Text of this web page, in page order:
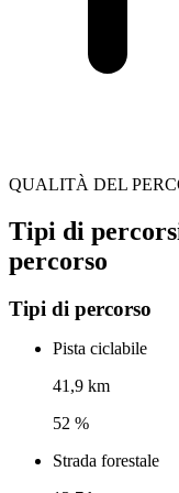
QUALITÀ DEL
Tipi di
percorso
Tipi di percorso
Pista ciclabile
41,9 km
52 %
Strada forestale